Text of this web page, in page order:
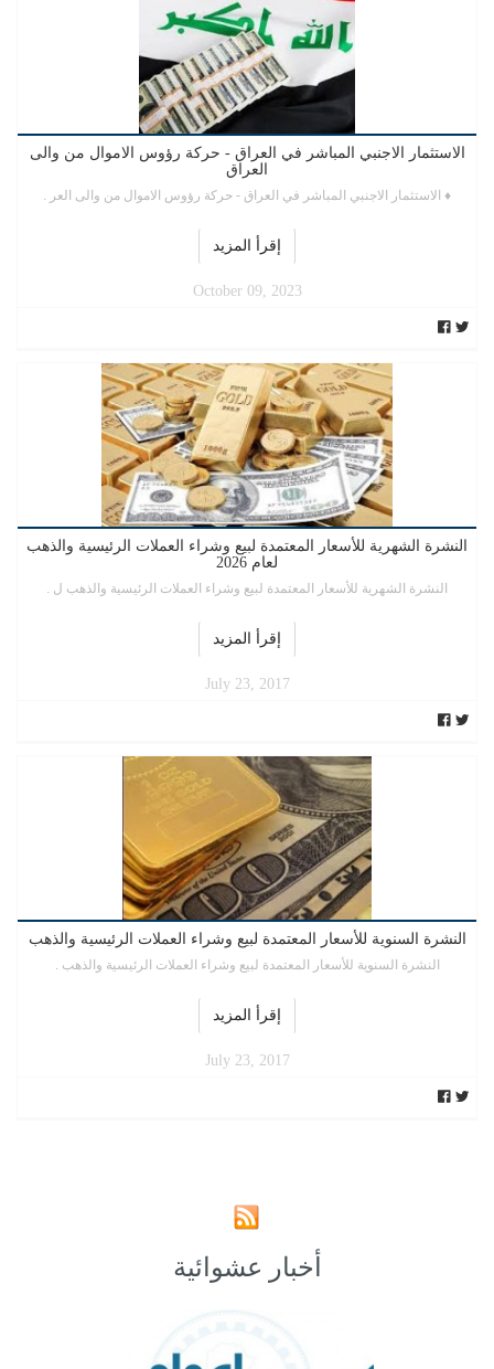
الاستثمار الاجنبي المباشر في العراق - حركة رؤوس الاموال من والى
العراق
♦ الاستثمار الاجنبي المباشر في العراق - حركة رؤوس الاموال من والى العر .
إقرأ المزيد
October 09, 2023
النشرة الشهرية للأسعار المعتمدة لبيع وشراء العملات الرئيسية والذهب
لعام 2026
النشرة الشهرية للأسعار المعتمدة لبيع وشراء العملات الرئيسية والذهب ل .
إقرأ المزيد
July 23, 2017
النشرة السنوية للأسعار المعتمدة لبيع وشراء العملات الرئيسية والذهب
النشرة السنوية للأسعار المعتمدة لبيع وشراء العملات الرئيسية والذهب .
إقرأ المزيد
July 23, 2017
أخبار عشوائية